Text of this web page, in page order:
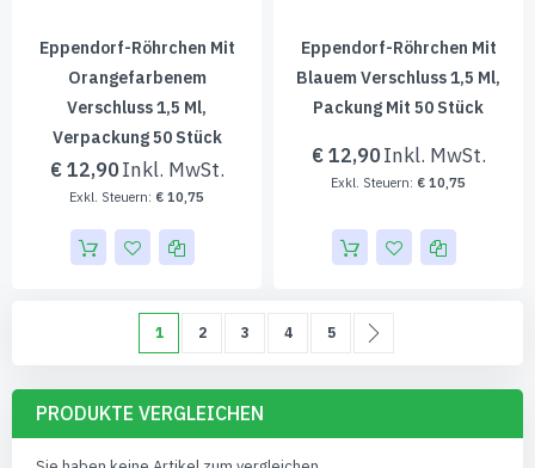
Eppendorf-Röhrchen Mit
Orangefarbenem
Verschluss 1,5 Ml,
Verpackung 50 Stück
€ 12,90
€ 10,75
Eppendorf-Röhrchen Mit
Blauem Verschluss 1,5 Ml,
Packung Mit 50 Stück
€ 12,90
€ 10,75
Sie lesen gerade die Seite
1 Seite
2 Seite
3 Seite
4 Seite
5
PRODUKTE VERGLEICHEN